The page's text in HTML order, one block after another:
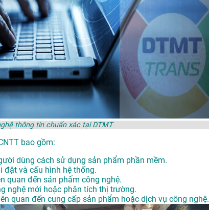
thông tin chuẩn xác tại DTMT
bao gồm:
dùng cách sử dụng sản phẩm phần mềm.
đặt và cấu hình hệ thống.
quan đến sản phẩm công nghệ.
nghệ mới hoặc phân tích thị trường.
quan đến cung cấp sản phẩm hoặc dịch vụ công nghệ.